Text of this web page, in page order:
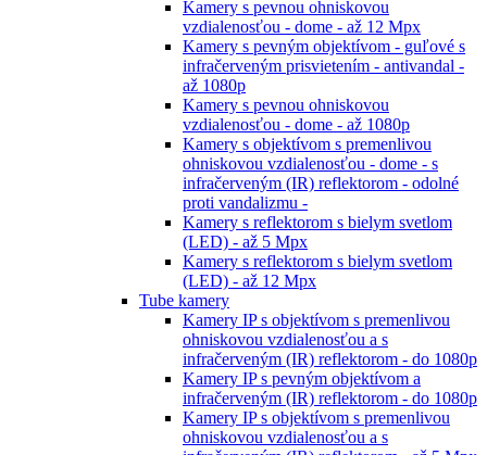
Kamery s pevnou ohniskovou
vzdialenosťou - dome - až 12 Mpx
Kamery s pevným objektívom - guľové s
infračerveným prisvietením - antivandal -
až 1080p
Kamery s pevnou ohniskovou
vzdialenosťou - dome - až 1080p
Kamery s objektívom s premenlivou
ohniskovou vzdialenosťou - dome - s
infračerveným (IR) reflektorom - odolné
proti vandalizmu -
Kamery s reflektorom s bielym svetlom
(LED) - až 5 Mpx
Kamery s reflektorom s bielym svetlom
(LED) - až 12 Mpx
Tube kamery
Kamery IP s objektívom s premenlivou
ohniskovou vzdialenosťou a s
infračerveným (IR) reflektorom - do 1080p
Kamery IP s pevným objektívom a
infračerveným (IR) reflektorom - do 1080p
Kamery IP s objektívom s premenlivou
ohniskovou vzdialenosťou a s